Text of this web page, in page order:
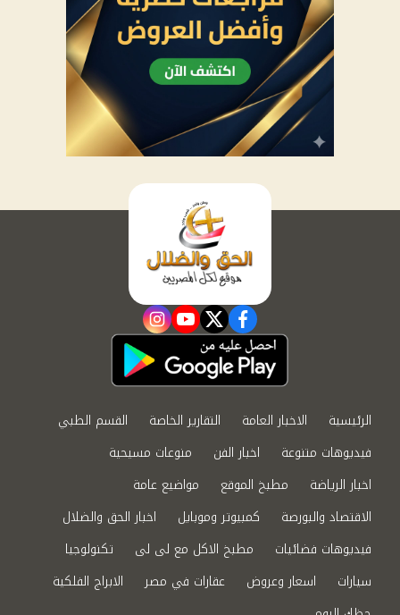
facebook
twitter
youtube
instagram
الرئيسية الاخبار العامة التقارير الخاصة
القسم الطبي
فيديوهات متنوعة
اخبار الفن
منوعات مسيحية
اخبار الرياضة
مطبخ الموقع
مواضيع عامة
الاقتصاد والبورصة
كمبيوتر وموبايل
اخبار الحق والضلال
فيديوهات فضائيات
مطبخ الاكل مع لى لى
تكنولوجيا
سيارات
اسعار وعروض عقارات في مصر
الابراج الفلكية